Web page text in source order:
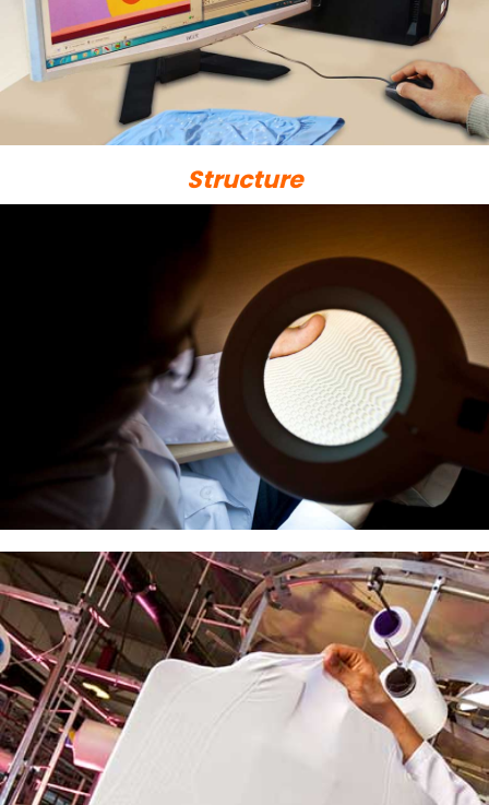
Structure